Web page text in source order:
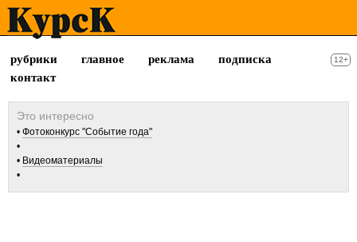
рубрики главное реклама
подписка
контакт
12+
Фотоконкурс "Событие года"
Видеоматериалы